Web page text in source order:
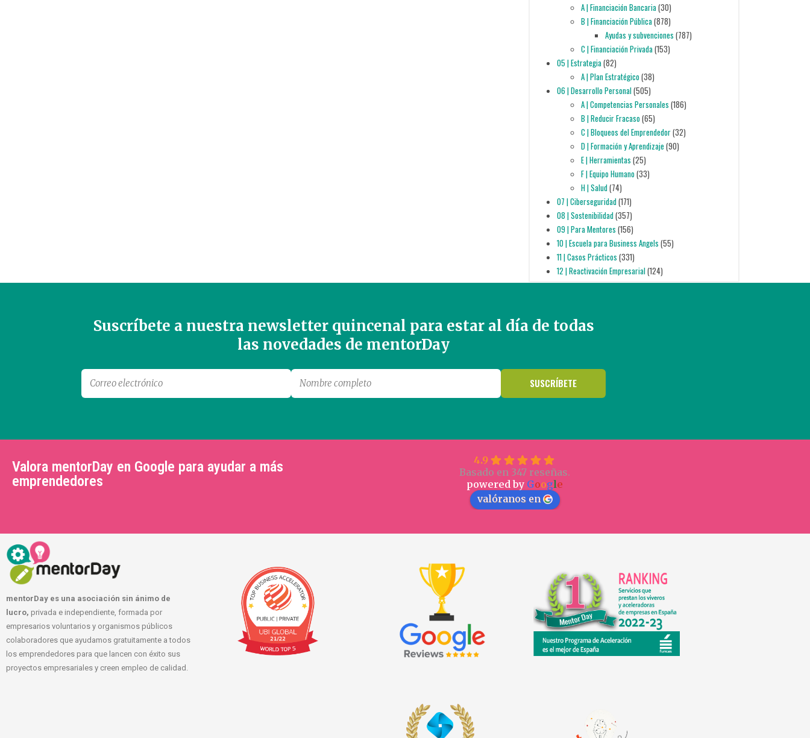
A | Financiación Bancaria(30)
B | Financiación Pública(878)
Ayudas y subvenciones (787)
C | Financiación Privada(153)
05 | Estrategia(82)
A | Plan Estratégico(38)
06 | Desarrollo Personal(505)
A | Competencias Personales (186)
B | Reducir Fracaso(65)
C | Bloqueos del Emprendedor(32)
D | Formación y Aprendizaje (90)
E | Herramientas (25)
F | Equipo Humano(33)
H | Salud(74)
07 | Ciberseguridad(171)
08 | Sostenibilidad(357)
09 | Para Mentores (156)
10 | Escuela para Business Angels (55)
11 | Casos Prácticos (331)
12 | Reactivación Empresarial(124)
Suscríbete a nuestra newsletter quincenal para estar al día de todas
las novedades de mentorDay
Valora mentorDay en Google para ayudar a más
emprendedores
4.9
Basado en 347 reseñas.
powered by Google
valóranos en
mentorDay es una asociación sin ánimo de
lucro, privada e independiente, formada por
empresarios voluntarios y organismos públicos
colaboradores que ayudamos gratuitamente a todos
los emprendedores para que lancen con éxito sus
proyectos empresariales y creen empleo de calidad.